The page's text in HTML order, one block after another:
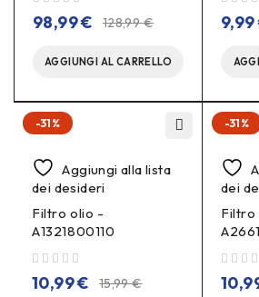
128,99€
98,99€
AGGIUNGI AL CARRELLO
9,99
-31%
Aggiungi alla lista
dei desideri
Filtro olio -
A1321800110
15,99€
10,99€
-31%
dei
Filtro